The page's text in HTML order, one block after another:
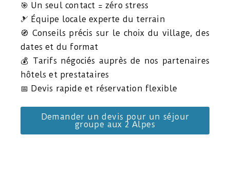
🎯 Un seul contact = zéro stress
🎿 Équipe locale experte du terrain
🧭 Conseils précis sur le choix du village, des
dates et du format
💰 Tarifs négociés auprès de nos partenaires
hôtels et prestataires
📅 Devis rapide et réservation flexible
Demander un devis pour un séjour
groupe aux 2 Alpes